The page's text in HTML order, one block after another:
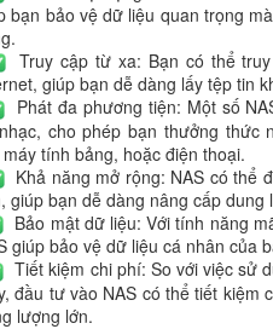
bạn bảo vệ dữ liệu quan trọng
Truy cập từ xa: Bạn có thể
giúp bạn dễ dàng lấy tệp tin
Phát đa phương tiện: Một số
cho phép bạn thưởng thức
máy tính bảng, hoặc điện thoại.
Khả năng mở rộng: NAS có thể
giúp bạn dễ dàng nâng cấp dung
Bảo mật dữ liệu: Với tính năng
giúp bảo vệ dữ liệu cá nhân của
Tiết kiệm chi phí: So với việc sử
đầu tư vào NAS có thể tiết kiệm
lượng lớn.